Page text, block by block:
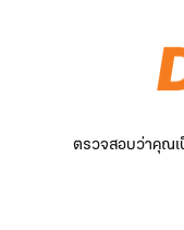
ตรวจสอบว่าคุณเ